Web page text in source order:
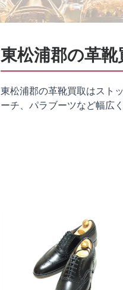
東松浦郡の革
東松浦郡の革靴買取はスト
ーチ、パラブーツなど幅広